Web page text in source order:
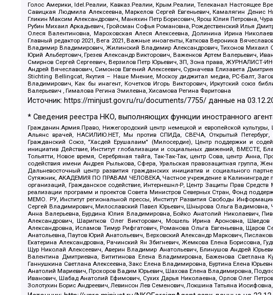
Голос Америки, Idel.Реалии, Кавказ.Реалии, Крым.Реалии, Телеканал Настоящее
Савицкая Людмила Алексеевна, Маркелов Сергей Евгеньевич, Камалягин Денис
Гликин Максим Александрович, Маняхин Петр Борисович, Ярош Юлия Петровна,
Рубин Михаил Аркадьевич, Гройсман Софья Романовна, Рождественский Илья
Олеся Валентиновна, Мароховская Алеся Алексеевна, Долинина Ирина
Главный редактор 2021, Вега 2021, Важные иноагенты, Каткова Вероника
Владимир Владимирович, Жилинский Владимир Александрович, Тихонов Михаил
Юрий Альбертович, Грезев Александр Викторович, Важенков Артем Валерьевич,
Смирнов Сергей Сергеевич, Верзилов Петр Юрьевич, ЗП, Зона права, ЖУРНАЛИСТ-
Андрей Вячеславович, Симонов Евгений Алексеевич, Сурначева Елизавета
Stichting Bellingcat, Якутия – Наше Мнение, Москоу диджитал медиа, РС-Балт,
Владимирович, Как бы инагент, Кочетков Игорь Викторович, Иркутский союз
Валерьевич , Гималова Регина Эмилевна, Хисамова Регина Фаритовна
Источник: https://minjust.gov.ru/ru/documents/7755/ данные на
* Сведения реестра НКО, выполняющих функции иностранного
Гражданин.Армия.Право, Нижегородский центр немецкой и европейской
Альянс врачей, НАСИЛИЮ.НЕТ, Мы против СПИДа, СВЕЧА, Открытый Петербург,
Гражданский Союз, "Хасдей Ерушалаим" (Милосердие), Центр поддержки и
инициатив Действие, Институт глобализации и социальных движений, ВМЕСТЕ,
Тольятти, Новое время, Серебряная тайга, Так-Так-Так, центр Сова, центр
содействия имени Андрея Рылькова, Сфера, Уральская правозащитная группа,
Дальневосточный центр развития гражданских инициатив и социального
Сутяжник, АКАДЕМИЯ ПО ПРАВАМ ЧЕЛОВЕКА, Частное учреждение в Калининграде
организаций, Гражданское содействие, Интернешнл-Р, Центр Защиты Прав
реализации программ и проектов Совета Министров Северных Стран, Фонд
МЕМО. РУ, Институт региональной прессы, Институт Развития Свободы
Сергей Владимирович, Милославский Павел Юрьевич, Шнырова Ольга Вадимовна,
Анна Валерьевна, Бурдина Юлия Владимировна, Бойко Анатолий Николаевич,
Александрович, Шарипков Олег Викторович, Мошель Ирина Ароновна, Шведов
Александровна, Исламов Тимур Рифгатович, Романова Ольга Евгеньевна, Щаров
Анатольевна, Паутов Юрий Анатольевич, Верховский Александр Маркович,
Екатерина Александровна, Рачинский Ян Збигневич, Жемкова Елена Борисовна,
Щур Николай Алексеевич, Аверин Владимир Анатольевич, Блинушов Андрей
Валентина Дмитриевна, Вититинова Елена Владимировна, Баженова Светлана
Ганнушкина Светлана Алексеевна, Закс Елена Владимировна, Буртина Елена
Анатолий Мариевич, Прохоров Вадим Юрьевич, Шахова Елена Владимировна,
Иванович, Шабад Анатолий Ефимович, Сухих Дарья Николаевна, Орлов Олег
Золотухин Борис Андреевич, Левинсон Лев Семенович, Локшина Татьяна